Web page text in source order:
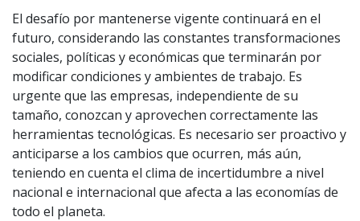
El desafío por mantenerse vigente continuará en el
futuro, considerando las constantes transformaciones
sociales, políticas y económicas que terminarán por
modificar condiciones y ambientes de trabajo. Es
urgente que las empresas, independiente de su
tamaño, conozcan y aprovechen correctamente las
herramientas tecnológicas. Es necesario ser proactivo y
anticiparse a los cambios que ocurren, más aún,
teniendo en cuenta el clima de incertidumbre a nivel
nacional e internacional que afecta a las economías de
todo el planeta.